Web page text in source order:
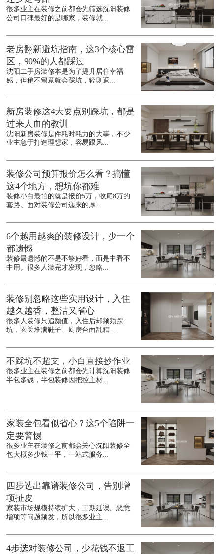
很多业主在装修之前都会先筛选沈阳装修
公司口碑最好的是哪家，装修就...
老房翻新避坑指南，这3个核心雷
区，90%的人都踩过
沈阳二手房装修本是为了提升居住幸福
感，但稍不留意就会踩坑，轻则返...
新房装修这4大要点别踩坑，都是
过来人血的教训
沈阳新房装修是件耗时耗力的大事，不少
业主急于打造理想家，容易跟风...
装修公司预算报价怎么看？搞懂
这4个地方，想坑你都难
装修小白最怕的就是报价5万，收尾8万的
套路。面对装修公司递来的厚...
6个越用越爽的装修设计，少一个
都遗憾
装修最遗憾的不是不够好看，而是中看不
中用。很多人装完才发现，忽略...
装修别忽略这些实用设计，入住
越久越香，整洁又省心
很多人装修只追颜值，入住后却频频踩
坑，玄关堆满鞋子、厨房台面乱糟...
不踩坑不超支，小白直接抄作业
很多业主在装修之前都会先计算沈阳装修
半包多钱，半包装修因把控主材...
家装全包看似省心？这5个陷阱一
定要警惕
很多业主在装修之前都会关心沈阳装修全
包大概多少钱一平，一站式服务...
四步选出靠谱装修公司，告别增
项扯皮
家装市场规模持续扩大，工期延误、恶意
增项等问题频发，所以很多业主...
4步选对装修公司，少花钱不返工